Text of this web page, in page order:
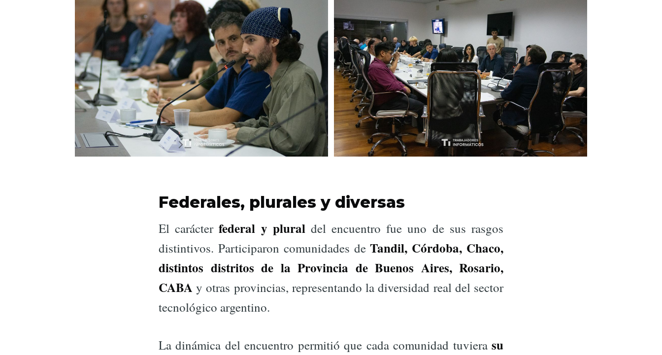
Federales, plurales y diversas
El carácterfederal y pluraldel encuentro fue uno de sus rasgos
distintivos. Participaron comunidades deTandil, Córdoba, Chaco,
distintos distritos de la Provincia de Buenos Aires, Rosario,
CABA y otras provincias, representando la diversidad real del sector
tecnológico argentino.
La dinámica del encuentro permitió que cada comunidad tuviera su